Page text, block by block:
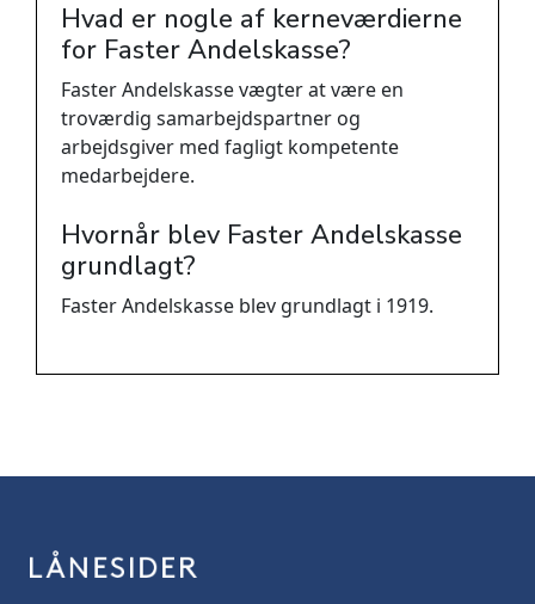
Hvad er nogle af kerneværdierne
for Faster Andelskasse?
Faster Andelskasse vægter at være en
troværdig samarbejdspartner og
arbejdsgiver med fagligt kompetente
medarbejdere.
Hvornår blev Faster Andelskasse
grundlagt?
Faster Andelskasse blev grundlagt i 1919.